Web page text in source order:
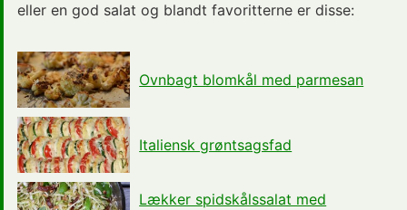
eller en god salat og blandt favoritterne er disse:
Ovnbagt blomkål med parmesan
Italiensk grøntsagsfad
Lækker spidskålssalat med